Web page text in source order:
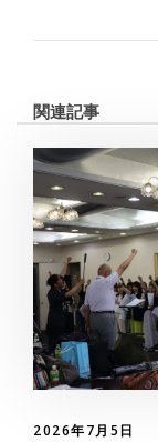
関連記事
2026年7月5日